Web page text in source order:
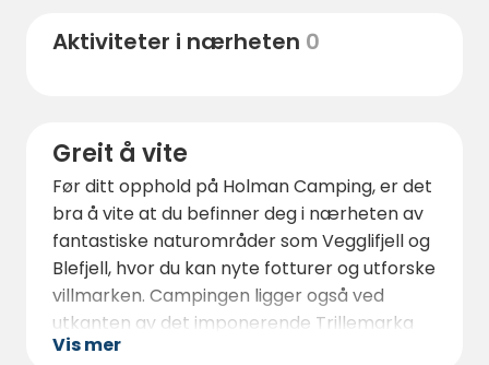
regionens historie og kultur. Besøk Rollag
stavkirke og bymuseum for å oppleve det
eventyrlystne er Kleiv, Krinkerudkleiva og
Kulthaug perfekte destinasjoner for å
utforske Nordmannsslepa og få et glimt av
historien.
Aktiviteter i nærheten 0
Greit å vite
Før ditt opphold på Holman Camping, er det
bra å vite at du befinner deg i nærheten av
fantastiske naturområder som Vegglifjell og
Blefjell, hvor du kan nyte fotturer og utforske
villmarken. Campingen ligger også ved
utkanten av det imponerende Trillemarka
naturreservatet, Norges største
Vis mer